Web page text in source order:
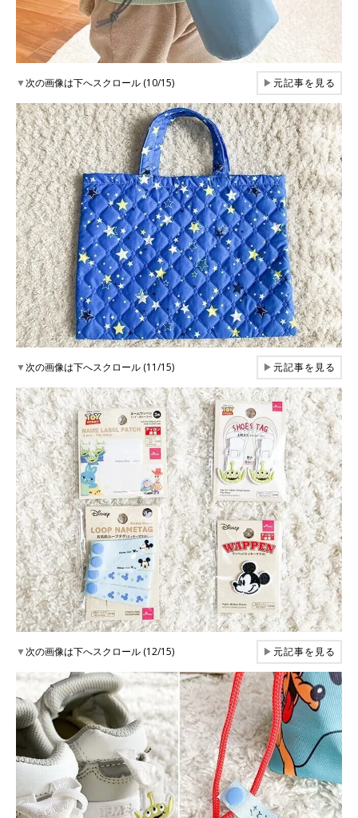
▼次の画像は下へスクロール (10/15) ▶元記事を見る
▼次の画像は下へスクロール (11/15) ▶元記事を見る
▼次の画像は下へスクロール (12/15) ▶元記事を見る